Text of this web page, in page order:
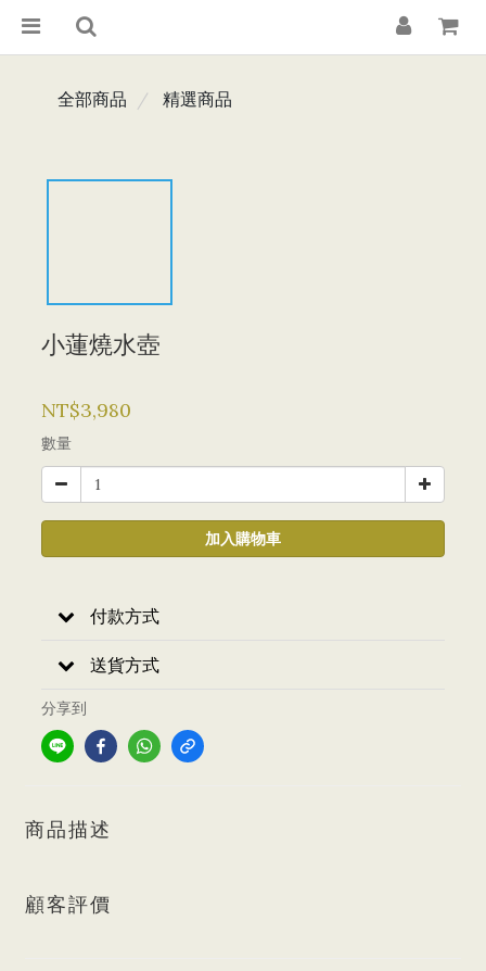
全部商品 精選商品
小蓮燒水壺
NT$3,980
數量
加入購物車
付款方式
送貨方式
分享到
商品描述
顧客評價